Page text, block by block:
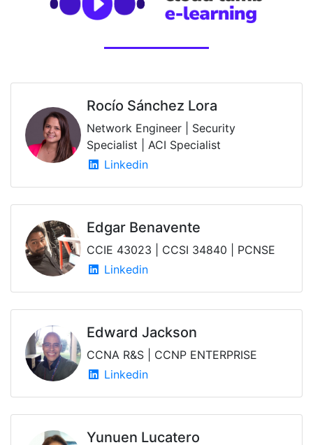
Rocío Sánchez Lora
Network Engineer | Security
Specialist | ACI Specialist
Linkedin
Edgar Benavente
CCIE 43023 | CCSI 34840 | PCNSE
Linkedin
Edward Jackson
CCNA R&S | CCNP ENTERPRISE
Linkedin
Yunuen Lucatero